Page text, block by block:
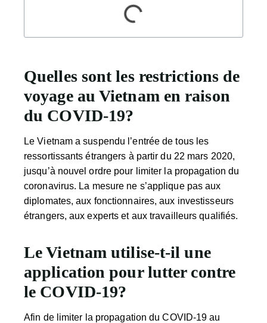
Quelles sont les restrictions de
voyage au Vietnam en raison
du COVID-19?
Le Vietnam a suspendu l’entrée de tous les
ressortissants étrangers à partir du 22 mars 2020,
jusqu’à nouvel ordre pour limiter la propagation du
coronavirus. La mesure ne s’applique pas aux
diplomates, aux fonctionnaires, aux investisseurs
étrangers, aux experts et aux travailleurs qualifiés.
Le Vietnam utilise-t-il une
application pour lutter contre
le COVID-19?
Afin de limiter la propagation du COVID-19 au